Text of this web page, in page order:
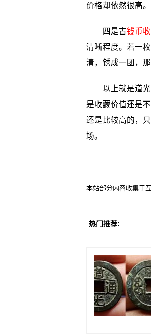
价格却依然很高。
四是古钱币
清晰程度。若一
清，锈成一团，
以上就是道光
是收藏价值还是
还是比较高的，
场。
本站部分内容收集于
热门推荐: